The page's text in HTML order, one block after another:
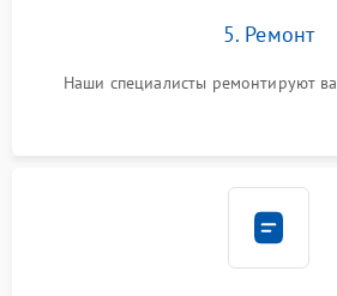
5. Ремонт
Наши специалисты ремонтируют